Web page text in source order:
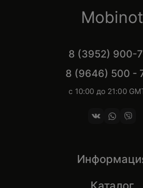
Mobinot
8 (3952) 900-
8 (9646) 500 -
с 10:00 до 21:00